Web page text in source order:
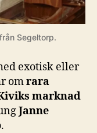
Segeltorp.
exotisk eller
omrara
marknad
Janne